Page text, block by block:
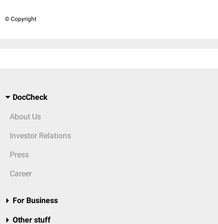
© Copyright
DocCheck
About Us
Investor Relations
Press
Career
For Business
Other stuff